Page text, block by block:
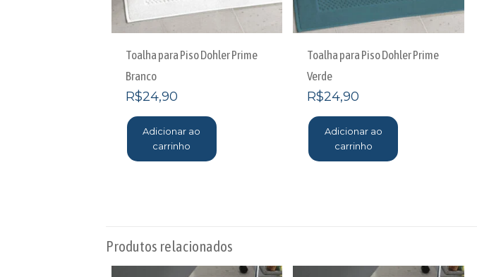
Toalha para Piso Dohler Prime
Branco
R$24,90
Adicionar ao
carrinho
Toalha para Piso Dohler Prime
Verde
R$24,90
Adicionar ao
carrinho
Produtos relacionados